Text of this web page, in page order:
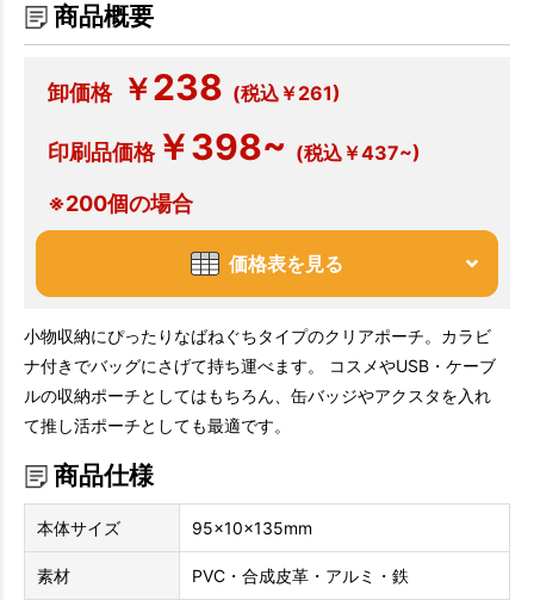
商品概要
卸価格 ￥238 (税込￥261)
印刷品価格￥398~ (税込￥437~)
※200個の場合
価格表を見る
小物収納にぴったりなばねぐちタイプのクリアポーチ。カラビ
ナ付きでバッグにさげて持ち運べます。 コスメやUSB・ケーブ
ルの収納ポーチとしてはもちろん、缶バッジやアクスタを入れ
て推し活ポーチとしても最適です。
商品仕様
本体サイズ 95×10×135mm
素材 PVC・合成皮革・アルミ・鉄